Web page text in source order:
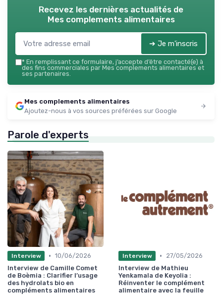
Recevez les dernières actualités de
Mes complements alimentaires
➔ Je m'inscris
* En remplissant ce formulaire, j’accepte d’être contacté(e) à
des fins commerciales par Mes complements alimentaires et
ses partenaires.
Mes complements alimentaires
Ajoutez-nous à vos sources préférées sur Google
Parole d'experts
Interview • 10/06/2026
Interview de Camille Comet
de Boèmia : Clarifier l’usage
des hydrolats bio en
compléments alimentaires
Interview •
27/05/2026
Interview de Mathieu
Yenkamala de Keyolia :
Réinventer le complément
alimentaire avec la feuille